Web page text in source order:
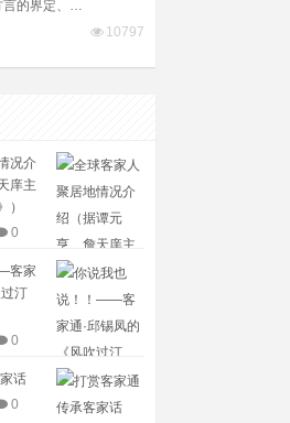
相关问题（庄初升）
10797
况介
庠主
）
0
客家
汀
0
话
0